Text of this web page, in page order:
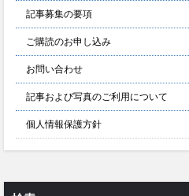
記事募集の要項
ご購読のお申し込み
お問い合わせ
記事および写真のご利用について
個人情報保護方針